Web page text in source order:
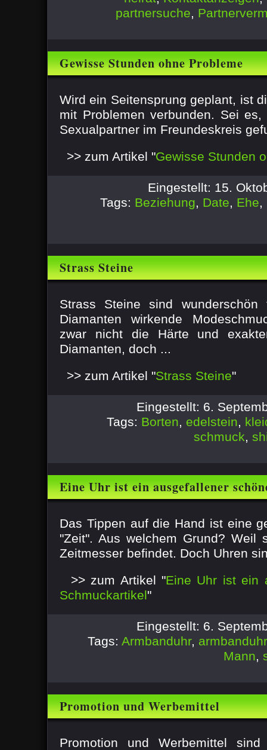
partnersuche,
Gewisse Stunden ohne Probleme
Wird ein Seitensprung geplant, ist
mit Problemen verbunden. Sei
Sexualpartner im Freundeskreis
>> zum Artikel "Gewisse Stunden
Eingestellt: 15.
Tags: Beziehung, Date, Ehe,
Strass Steine
Strass Steine sind wunderschön
Diamanten wirkende
zwar nicht die Härte und
Diamanten, doch ...
>> zum Artikel "Strass Steine"
Eingestellt: 6.
Tags: Borten, edelstein,
schmuck,
Eine Uhr ist ein ausgefallener
Das Tippen auf die Hand ist eine
"Zeit". Aus welchem Grund? Weil
Zeitmesser befindet. Doch Uhren
>> zum Artikel "Eine Uhr ist ein
Schmuckartikel"
Eingestellt: 6.
Tags: Armbanduhr,
Mann,
Promotion und Werbemittel
Promotion und Werbemittel